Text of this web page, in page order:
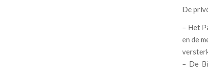
De
– Het
en de
– De